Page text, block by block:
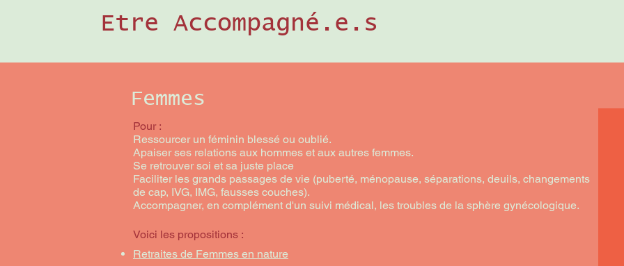
Etre Accompagné.e.s
Femmes
Pour :
Ressourcer un féminin blessé ou oublié.
Apaiser ses relations aux hommes et aux autres femmes.
Se retrouver soi et sa juste place
Faciliter les grands passages de vie (puberté, ménopause, séparations, deuils, changements
de cap, IVG, IMG, fausses couches).
Accompagner, en complément d'un suivi médical, les troubles de la sphère gynécologique.
Voici les propositions :
Retraites de Femmes en nature